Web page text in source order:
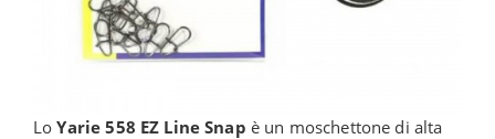
LoYarie 558 EZ Line Snap è un moschettone di alta